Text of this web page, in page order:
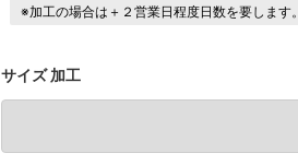
※加工の場合は＋２営業日程度日数を要します。
サイズ 加工